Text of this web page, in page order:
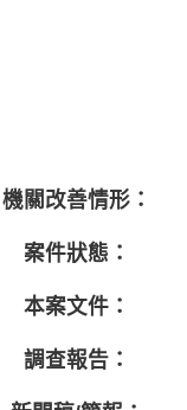
機關改善情形：
案件狀態：
本案文件：
調查報告：